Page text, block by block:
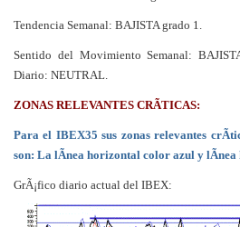
Tendencia Semanal: BAJISTA grado 1.
Sentido del Movimiento Semanal:
Diario: NEUTRAL.
ZONAS RELEVANTES CRÃTICAS:
Para el IBEX35 sus zonas relevantes
son: La lÃ­nea horizontal color azul y
GrÃ¡fico diario actual del IBEX: